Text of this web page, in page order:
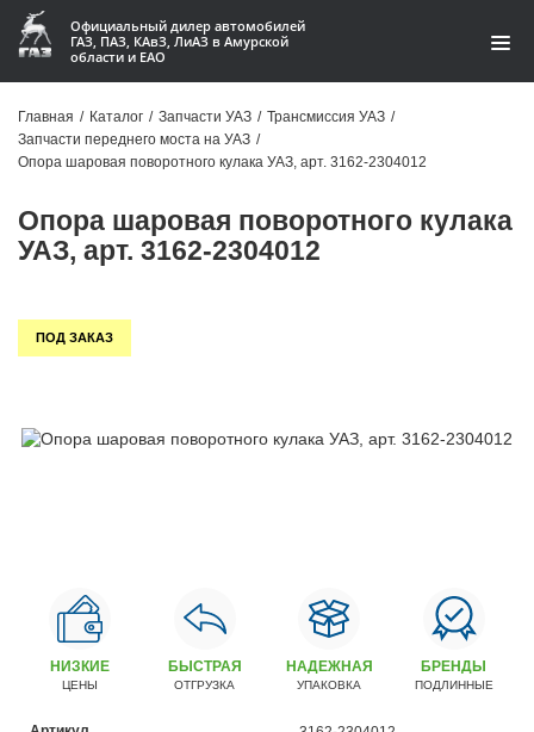
Официальный дилер автомобилей
ГАЗ, ПАЗ, КАвЗ, ЛиАЗ в Амурской
области и ЕАО
Акции
О компании
Контакты
Доставка
Статьи
+7 (4162) 22-95-09
Запчасти
+7 (4162) 22-95-79
Сервисный центр
+7 (4162) 22–95–69
Главная / Каталог / Запчасти УАЗ / Трансмиссия УАЗ /
Запчасти переднего моста на УАЗ /
Опора шаровая поворотного кулака УАЗ, арт. 3162-2304012
Опора шаровая поворотного кулака
УАЗ, арт. 3162-2304012
ПОД ЗАКАЗ
НИЗКИЕ
ЦЕНЫ
БЫСТРАЯ
ОТГРУЗКА
НАДЕЖНАЯ
УПАКОВКА
БРЕНДЫ
ПОДЛИННЫЕ